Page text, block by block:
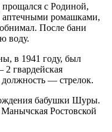
прощался с Родиной,
ромашками,
После бани
воду.
в 1941 году, был
гвардейская
должность — стрелок.
бабушки Шуры.
Ростовской